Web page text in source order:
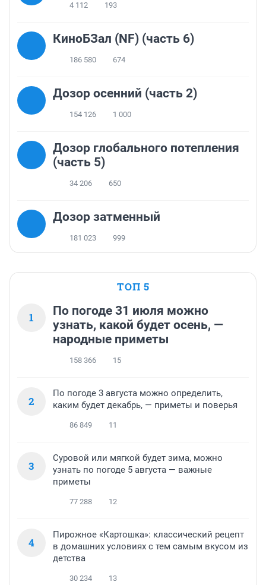
4 112 193
КиноБЗал (NF) (часть 6)
186 580 674
Дозор осенний (часть 2)
154 126 1 000
Дозор глобального потепления
(часть 5)
34 206 650
Дозор затменный
181 023 999
ТОП 5
1
По погоде 31 июля можно
узнать, какой будет осень, —
народные приметы
158 366 15
2
По погоде 3 августа можно определить,
каким будет декабрь, — приметы и поверья
86 849 11
3
Суровой или мягкой будет зима, можно
узнать по погоде 5 августа — важные
приметы
77 288 12
4
Пирожное «Картошка»: классический рецепт
в домашних условиях с тем самым вкусом из
детства
30 234 13